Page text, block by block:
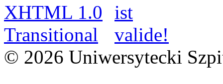
© 2026 Uniwersytecki